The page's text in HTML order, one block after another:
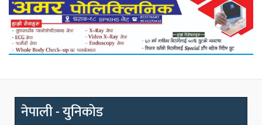
नेपाली - युनिकोड